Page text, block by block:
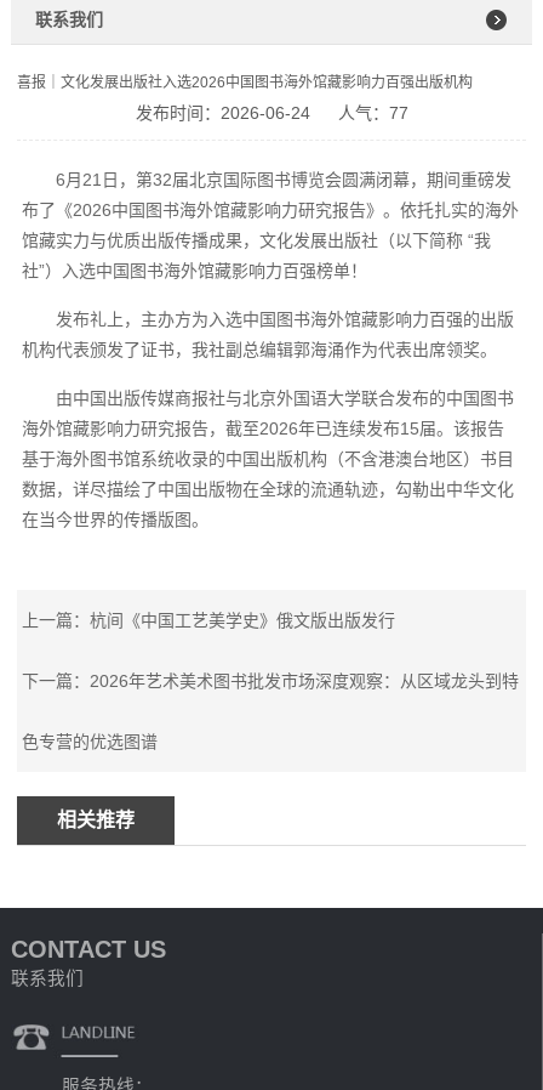
联系我们
喜报｜文化发展出版社入选2026中国图书海外馆藏影响力百强出版机构
发布时间：2026-06-24 人气：77
6月21日，第32届北京国际图书博览会圆满闭幕，期间重磅发
布了《2026中国图书海外馆藏影响力研究报告》。依托扎实的海外
馆藏实力与优质出版传播成果，文化发展出版社（以下简称 “我
社”）入选中国图书海外馆藏影响力百强榜单！
发布礼上，主办方为入选中国图书海外馆藏影响力百强的出版
机构代表颁发了证书，我社副总编辑郭海涌作为代表出席领奖。
由中国出版传媒商报社与北京外国语大学联合发布的中国图书
海外馆藏影响力研究报告，截至2026年已连续发布15届。该报告
基于海外图书馆系统收录的中国出版机构（不含港澳台地区）书目
数据，详尽描绘了中国出版物在全球的流通轨迹，勾勒出中华文化
在当今世界的传播版图。
上一篇：杭间《中国工艺美学史》俄文版出版发行
下一篇：2026年艺术美术图书批发市场深度观察：从区域龙头到特
色专营的优选图谱
相关推荐
CONTACT US
联系我们